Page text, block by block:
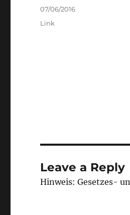
Posted
on
07/06/2016
Categories
Link
Leave a Reply
Hinweis: Gesetzes-